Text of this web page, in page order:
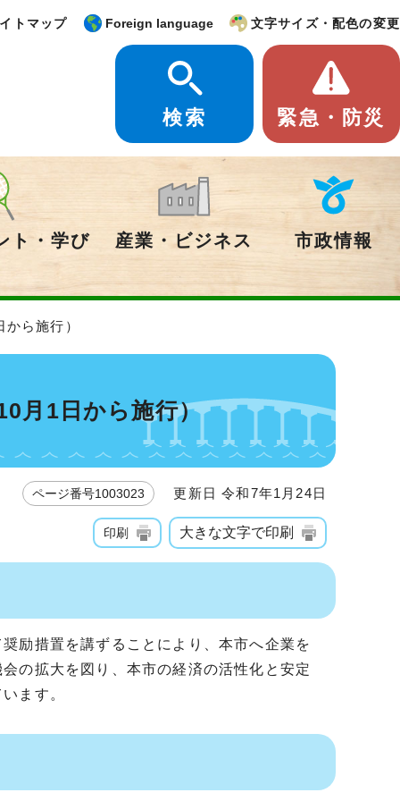
トマップ Foreign language 文字サイズ・配色の変更
検索 緊急・防災
ト・学び 産業・ビジネス 市政情報
ら施行）
月1日から施行）
ページ番号1003023 更新日 令和7年1月24日
印刷 大きな文字で印刷
励措置を講ずることにより、本市へ企業を
の拡大を図り、本市の経済の活性化と安定
ます。